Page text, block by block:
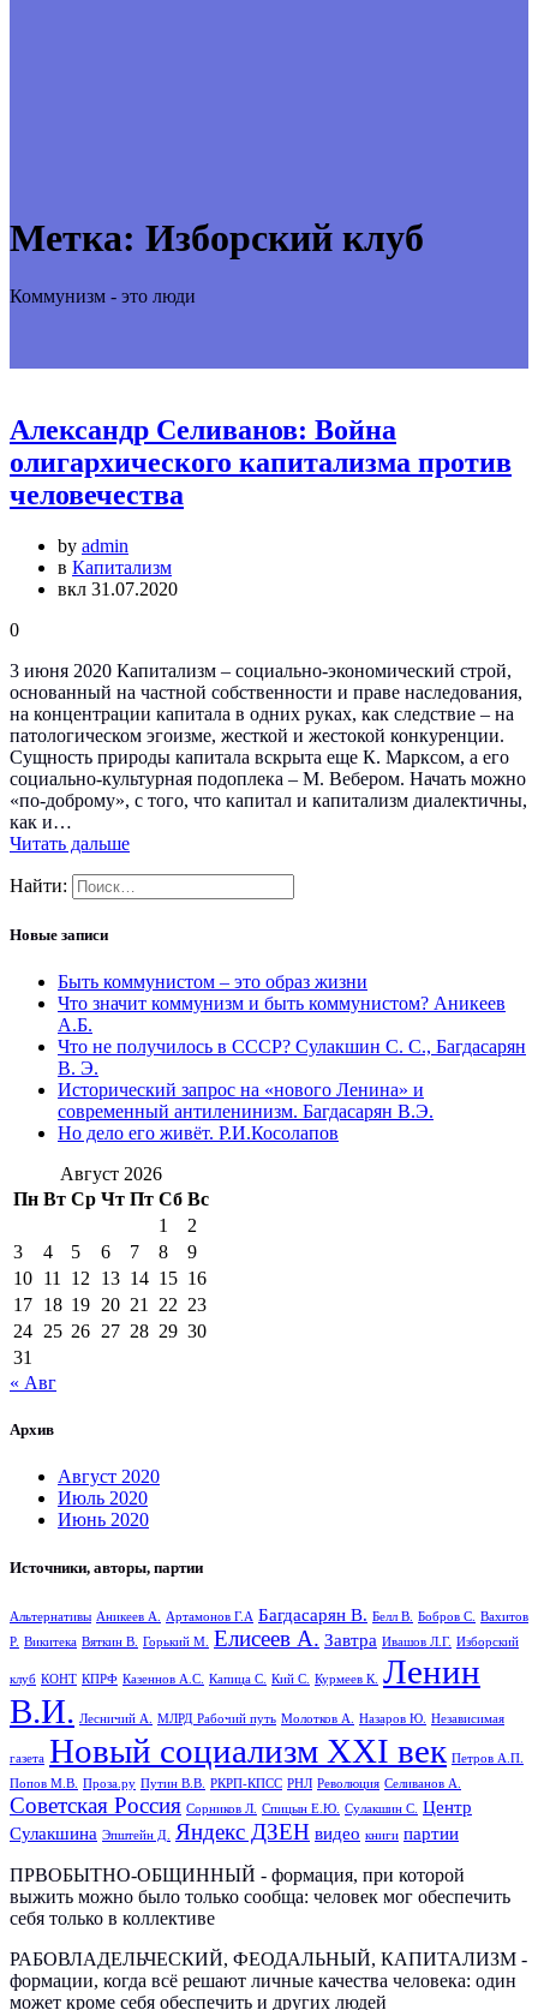
Метка: Изборский клуб
Коммунизм - это люди
Александр Селиванов: Война
олигархического капитализма против
человечества
by admin
в Капитализм
вкл 31.07.2020
0
3 июня 2020 Капитализм – социально-экономический строй,
основанный на частной собственности и праве наследования,
на концентрации капитала в одних руках, как следствие – на
патологическом эгоизме, жесткой и жестокой конкуренции.
Сущность природы капитала вскрыта еще К. Марксом, а его
социально-культурная подоплека – М. Вебером. Начать можно
«по-доброму», с того, что капитал и капитализм диалектичны,
как и…
Читать дальше
Найти:
Новые записи
Быть коммунистом – это образ жизни
Что значит коммунизм и быть коммунистом? Аникеев
А.Б.
Что не получилось в СССР? Сулакшин С. С., Багдасарян
В. Э.
Исторический запрос на «нового Ленина» и
современный антиленинизм. Багдасарян В.Э.
Но дело его живёт. Р.И.Косолапов
Август 2026
Пн Вт Ср Чт Пт Сб Вс
1
2
3
4 5 6 7 8
9
10 11 12 13 14 15 16
17 18 19 20 21 22 23
24 25 26 27 28 29 30
31
« Авг
Архив
Август 2020
Июль 2020
Июнь 2020
Источники, авторы, партии
Альтернативы Аникеев А. Артамонов Г.А Багдасарян В. Белл В. Бобров С.
Вахитов
Р. Викитека Вяткин В. Горький М. Елисеев А. Завтра Ивашов Л.Г. Изборский
клуб КОНТ КПРФ Казеннов А.С. Капица С. Кий С. Курмеев К.
Ленин
В.И. Лесничий А. МЛРД Рабочий путь Молотков А. Назаров Ю. Независимая
газета Новый социализм XXI век Петров А.П.
Попов М.В.
Проза.ру Путин В.В. РКРП-КПСС РНЛ Революция Селиванов А.
Советская Россия Сорников Л. Спицын Е.Ю. Сулакшин С.
Центр
Сулакшина Эпштейн Д. Яндекс ДЗЕН видео книги партии
ПРВОБЫТНО-ОБЩИННЫЙ - формация, при которой
выжить можно было только сообща: человек мог обеспечить
себя только в коллективе
РАБОВЛАДЕЛЬЧЕСКИЙ, ФЕОДАЛЬНЫЙ, КАПИТАЛИЗМ -
формации, когда всё решают личные качества человека: один
может кроме себя обеспечить и других людей